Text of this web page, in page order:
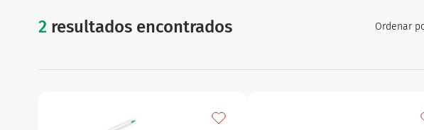
Ginecología
2 resultados encontradoscatéteres de diálisisOrdenar
Añadir a mis favoritos